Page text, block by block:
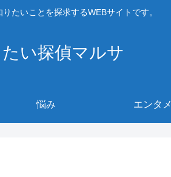
たいことを探求するWEBサイトです。
い探偵マルサ
悩み エンタメ